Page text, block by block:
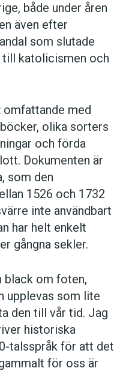
(jamaicansk)
kreolspråk
användes av i
1600- och 1700-
dialekt’. Det syftar
som talas på
använts för
språkvarianter
språkvetenskaplig
om lokala
från
både under åren
även efter
som slutade
katolicismen och
omfattande med
olika sorters
och förda
Dokumenten är
som den
1526 och 1732
inte användbart
har helt enkelt
gångna sekler.
black om foten,
upplevas som lite
den till vår tid. Jag
historiska
talsspråk för att det
för oss är